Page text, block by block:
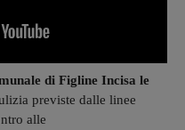
di Figline Incisa le
previste dalle linee
alle